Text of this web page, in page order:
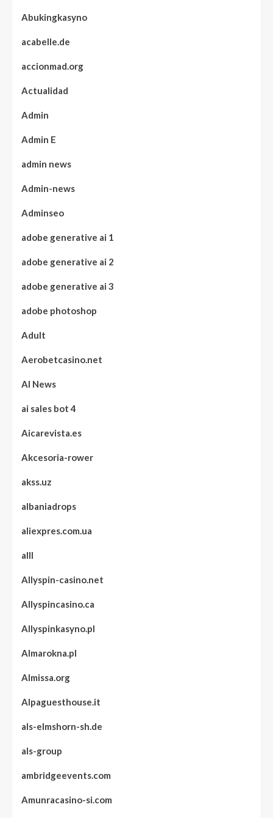
Abukingkasyno
acabelle.de
accionmad.org
Actualidad
Admin
Admin E
admin news
Admin-news
Adminseo
adobe generative ai 1
adobe generative ai 2
adobe generative ai 3
adobe photoshop
Adult
Aerobetcasino.net
AI News
ai sales bot 4
Aicarevista.es
Akcesoria-rower
akss.uz
albaniadrops
aliexpres.com.ua
alll
Allyspin-casino.net
Allyspincasino.ca
Allyspinkasyno.pl
Almarokna.pl
Almissa.org
Alpaguesthouse.it
als-elmshorn-sh.de
als-group
ambridgeevents.com
Amunracasino-si.com